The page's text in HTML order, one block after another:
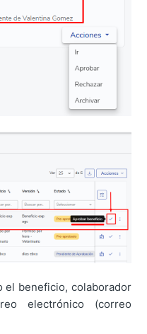
el beneficio, colaborador
electrónico (correo